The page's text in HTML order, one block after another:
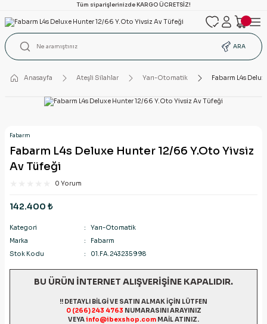
Tüm siparişlerinizde KARGO ÜCRETSİZ!
ARA
Anasayfa Ateşli Silahlar Yarı-Otomatik Fabarm L4s
Fabarm
Fabarm L4s Deluxe Hunter 12/66 Y.Oto Yivsiz
Av Tüfeği
0 Yorum
142.400 ₺
Kategori
Yarı-Otomatik
Marka
Fabarm
Stok Kodu
01.FA.243235998
BU ÜRÜN İNTERNET ALIŞVERİŞİNE KAPALIDIR.
!! DETAYLI BİLGİ VE SATIN ALMAK İÇİN LÜTFEN
0 (266) 243 4763 NUMARASINI ARAYINIZ
VEYAinfo@ibexshop.com MAİL ATINIZ.